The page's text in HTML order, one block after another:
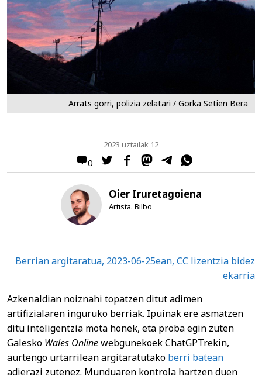
Arrats gorri, polizia zelatari / Gorka Setien Bera
0
2023 uztailak 12
Oier Iruretagoiena
Artista. Bilbo
Berrian argitaratua, 2023-06-25ean, CC lizentzia bidez
ekarria
Azkenaldian noiznahi topatzen ditut adimen
artifizialaren inguruko berriak. Ipuinak ere asmatzen
ditu inteligentzia mota honek, eta proba egin zuten
Galesko Wales Onlinewebgunekoek ChatGPTrekin,
aurtengo urtarrilean argitaratutako berri batean
adierazi zutenez. Munduaren kontrola hartzen duen